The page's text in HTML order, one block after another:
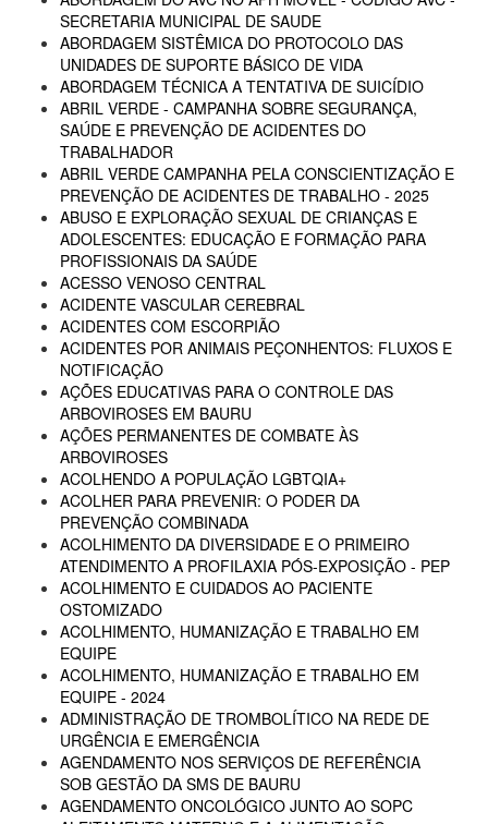
SECRETARIA MUNICIPAL DE SAUDE
ABORDAGEM SISTÊMICA DO PROTOCOLO DAS
UNIDADES DE SUPORTE BÁSICO DE VIDA
ABORDAGEM TÉCNICA A TENTATIVA DE SUICÍDIO
ABRIL VERDE - CAMPANHA SOBRE SEGURANÇA,
SAÚDE E PREVENÇÃO DE ACIDENTES DO
TRABALHADOR
ABRIL VERDE CAMPANHA PELA CONSCIENTIZAÇÃO E
PREVENÇÃO DE ACIDENTES DE TRABALHO - 2025
ABUSO E EXPLORAÇÃO SEXUAL DE CRIANÇAS E
ADOLESCENTES: EDUCAÇÃO E FORMAÇÃO PARA
PROFISSIONAIS DA SAÚDE
ACESSO VENOSO CENTRAL
ACIDENTE VASCULAR CEREBRAL
ACIDENTES COM ESCORPIÃO
ACIDENTES POR ANIMAIS PEÇONHENTOS: FLUXOS E
NOTIFICAÇÃO
AÇÕES EDUCATIVAS PARA O CONTROLE DAS
ARBOVIROSES EM BAURU
AÇÕES PERMANENTES DE COMBATE ÀS
ARBOVIROSES
ACOLHENDO A POPULAÇÃO LGBTQIA+
ACOLHER PARA PREVENIR: O PODER DA
PREVENÇÃO COMBINADA
ACOLHIMENTO DA DIVERSIDADE E O PRIMEIRO
ATENDIMENTO A PROFILAXIA PÓS-EXPOSIÇÃO - PEP
ACOLHIMENTO E CUIDADOS AO PACIENTE
OSTOMIZADO
ACOLHIMENTO, HUMANIZAÇÃO E TRABALHO EM
EQUIPE
ACOLHIMENTO, HUMANIZAÇÃO E TRABALHO EM
EQUIPE - 2024
ADMINISTRAÇÃO DE TROMBOLÍTICO NA REDE DE
URGÊNCIA E EMERGÊNCIA
AGENDAMENTO NOS SERVIÇOS DE REFERÊNCIA
SOB GESTÃO DA SMS DE BAURU
AGENDAMENTO ONCOLÓGICO JUNTO AO SOPC